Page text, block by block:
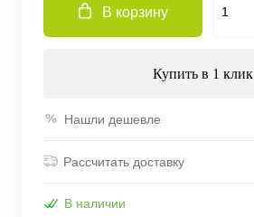
В корзину
Купить в 1 клик
Нашли дешевле
Рассчитать доставку
В наличии